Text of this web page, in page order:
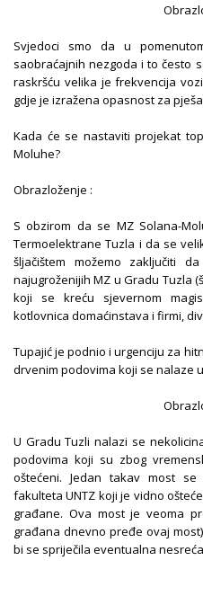
Svjedoci smo da u
saobraćajnih nezgoda i to često
raskršću velika je frekvencija
gdje je izražena opasnost za
Kada će se nastaviti projekat
Moluhe?
Obrazloženje :
S obzirom da se MZ Solana-
Termoelektrane Tuzla i da se
šljačištem možemo zaključiti
najugroženijih MZ u Gradu Tuzla
koji se kreću sjevernom
kotlovnica domaćinstava i firmi,
Tupajić je podnio i urgenciju za
drvenim podovima koji se nalaze
U Gradu Tuzli nalazi se
podovima koji su zbog
oštećeni. Jedan takav most
fakulteta UNTZ koji je vidno
građane. Ova most je veoma
građana dnevno pređe ovaj
bi se spriječila eventualna